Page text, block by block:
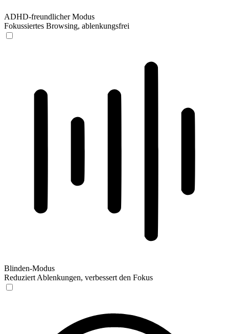
ADHD-freundlicher Modus
Fokussiertes Browsing, ablenkungsfrei
Blinden-Modus
Reduziert Ablenkungen, verbessert den Fokus